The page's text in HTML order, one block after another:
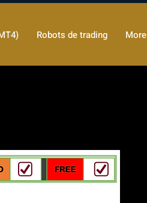
Robots de trading More